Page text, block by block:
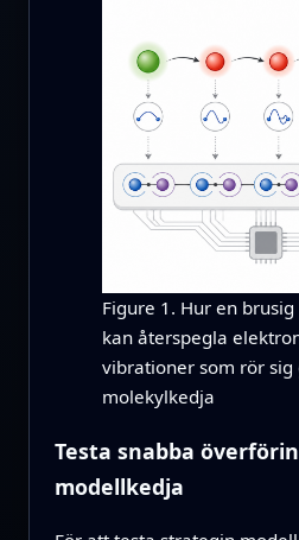
Figure 1. Hur en
kan återspegla
vibrationer som rör sig
molekylkedja
Testa snabba
modellkedja